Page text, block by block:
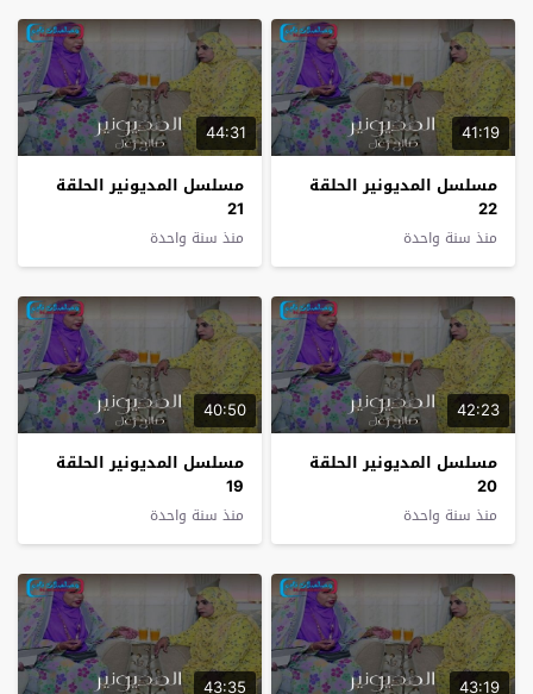
41:19
مسلسل المديونير الحلقة
22
منذ سنة واحدة
44:31
مسلسل المديونير الحلقة
21
منذ سنة واحدة
42:23
مسلسل المديونير الحلقة
20
منذ سنة واحدة
40:50
مسلسل المديونير الحلقة
19
منذ سنة واحدة
43:19
43:35